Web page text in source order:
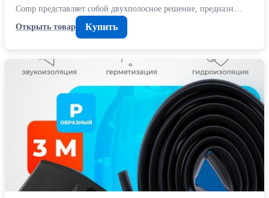
Comp представляет собой двухполосное решение, предназн…
Открыть товар
Купить